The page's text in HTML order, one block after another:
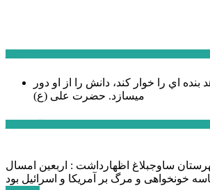
بنده اي را خوار كند، دانش را از او دور
میسازد. حضرت علی (ع)
ساوجبلاغ اظهارداشت : اربعین امسال